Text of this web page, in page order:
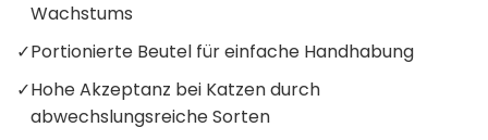
Wachstums
✓Portionierte Beutel für einfache Handhabung
✓Hohe Akzeptanz bei Katzen durch
abwechslungsreiche Sorten